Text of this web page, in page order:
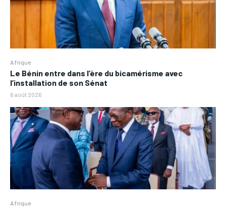
Afrique
Le Bénin entre dans l’ère du bicamérisme avec
l’installation de son Sénat
6 août 2026
Afrique